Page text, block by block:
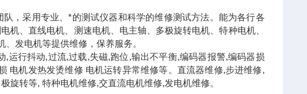
，采用专业、*的测试仪器和科学的维修测试方法。能为各行各
机、直线电机、测速电机、电主轴、多极旋转电机、特种电机、
发电机等提供维修，保养服务。
,运行抖动,过流,过载,失磁,跑位,输出不平衡,编码器报警,编码器损
电机发热发烫维修 电机运转异常维修等。直流器维修,步进维修,
旋转等, 特种电机维修,交直流电机维修,发电机维修。